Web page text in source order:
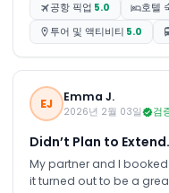
showcasing advanced
the world could look like
공항 픽업 5.0 호텔
투어 및 액티비티 5.0
EJ Emma J.
2026년 2월 03일 검
Didn’t Plan to
My partner and I
it turned out to be a